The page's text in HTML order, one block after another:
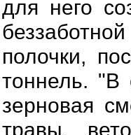
для него
полочки,
тоннель. "В
зерновая
травы,